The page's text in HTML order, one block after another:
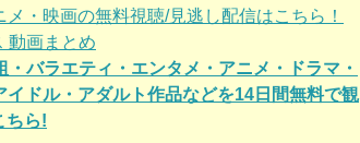
・映画の無料視聴/見逃し配信はこちら！
動画まとめ
バラエティ・エンタメ・アニメ・ドラマ・
イドル・アダルト作品などを14日間無料で観
ちら!